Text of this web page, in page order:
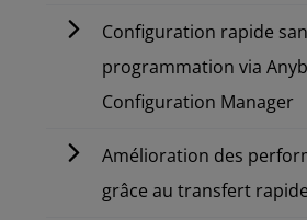
Configuration rapide
programmation via
Configuration Manager
Amélioration des
grâce au transfert